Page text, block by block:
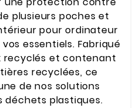
plusieurs poches et
pour ordinateur
essentiels. Fabriqué
recyclés et contenant
recyclées, ce
de nos solutions
plastiques.